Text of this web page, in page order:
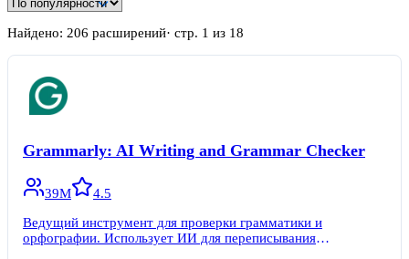
Найдено: 206 расширений· стр. 1 из 18
Grammarly: AI Writing and Grammar Checker
39M
4.5
Ведущий инструмент для проверки грамматики и
орфографии. Использует ИИ для переписывания